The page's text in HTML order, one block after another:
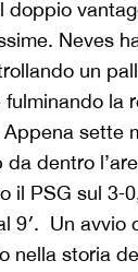
doppio
Neves
un
la
sette
dentro
il PSG sul
9′. Un avvio
nella storia